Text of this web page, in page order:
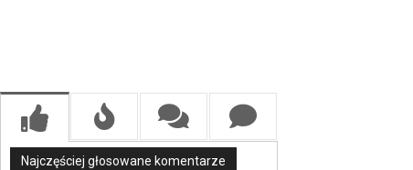
Najczęściej głosowane komentarze